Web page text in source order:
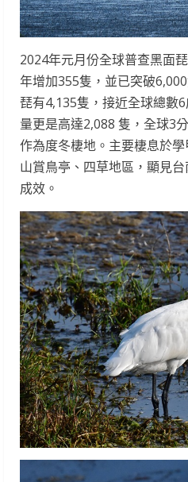
2024年元月份全球普查黑面
年增加355隻，並已突破
琵有4,135隻，接近全球總數
量更是高達2,088 隻，全球3
作為度冬棲地。主要棲息於
山賞鳥亭、四草地區，顯見
成效。